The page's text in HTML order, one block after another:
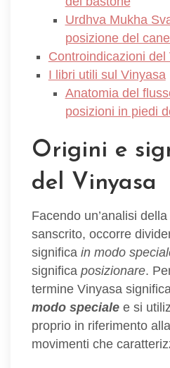
Urdhva Mukha
posizione del
Controindicazioni del
I libri utili sul Vinyasa
Anatomia del
posizioni in piedi
Origini e
del Vinyasa
Facendo un’analisi
sanscrito, occorre
significa in modo
significa posizionare.
termine Vinyasa significa
modo speciale e si
proprio in riferimento
movimenti che